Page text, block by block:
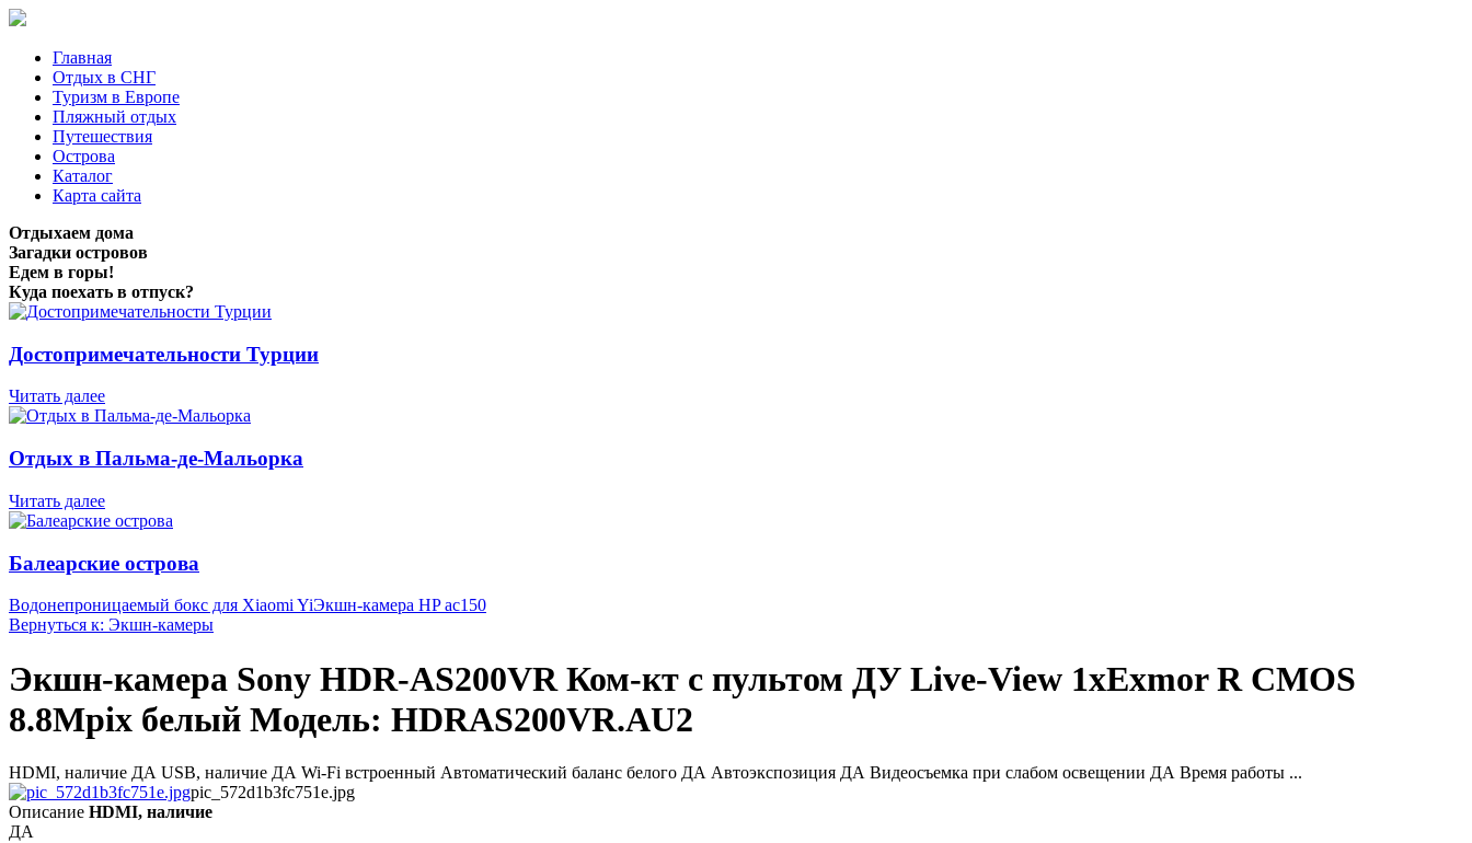
Главная
Отдых в СНГ
Туризм в Европе
Пляжный отдых
Путешествия
Острова
Каталог
Карта сайта
Отдыхаем дома
Загадки островов
Едем в горы!
Куда поехать в отпуск?
Достопримечательности Турции
Читать далее
Отдых в Пальма-де-Мальорка
Читать далее
Балеарские острова
Водонепроницаемый бокс для Xiaomi YiЭкшн-камера HP ac150
Вернуться к: Экшн-камеры
Экшн-камера Sony HDR-AS200VR Ком-кт с пультом ДУ Live-View 1xExmor R CMOS
8.8Mpix белый Модель: HDRAS200VR.AU2
HDMI, наличие ДА USB, наличие ДА Wi-Fi встроенный Автоматический баланс белого ДА Автоэкспозиция ДА Видеосъемка при слабом освещении ДА Время работы ...
pic_572d1b3fc751e.jpg
Описание HDMI, наличие
ДА